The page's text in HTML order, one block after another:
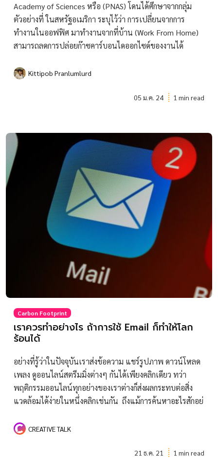
Academy of Sciences หรือ (PNAS) โดนได้ศึกษาจากกลุ่ม
ตัวอย่างที่ ในสหรัฐอเมริกา ระบุไว้ว่า การเปลี่ยนจากการ
ทำงานในออฟฟิศ มาทำงานจากที่บ้าน (Work From Home)
สามารถลดการปล่อยก๊าซคาร์บอนไดออกไซด์ของงานได้
Kittipob Pranlumlurd
05 ม.ค. 24 1 min read
Carbon Footprint
เราควรทำอย่างไร ถ้าการใช้ Email ก็ทำให้โลก
ร้อนได้
อย่างที่รู้ว่าในปัจจุบันเราส่งข้อความ แชร์รูปภาพ ดาวน์โหลด
เพลง ดูออนไลน์สตรีมมิ่งต่างๆ กันได้เพียงคลิกเดียว ทว่า
พฤติกรรมออนไลน์ทุกอย่างของเราต่างก็ส่งผลกระทบต่อสิ่ง
แวดล้อมได้ง่ายในหนึ่งคลิกเช่นกัน ถึงแม้การค้นหาอะไรสักอย่
CREATIVE TALK
21 ธ.ค. 21 1 min read